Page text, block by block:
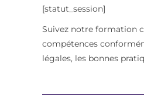
[statut_session]
Suivez notre formation
compétences
légales, les bonnes